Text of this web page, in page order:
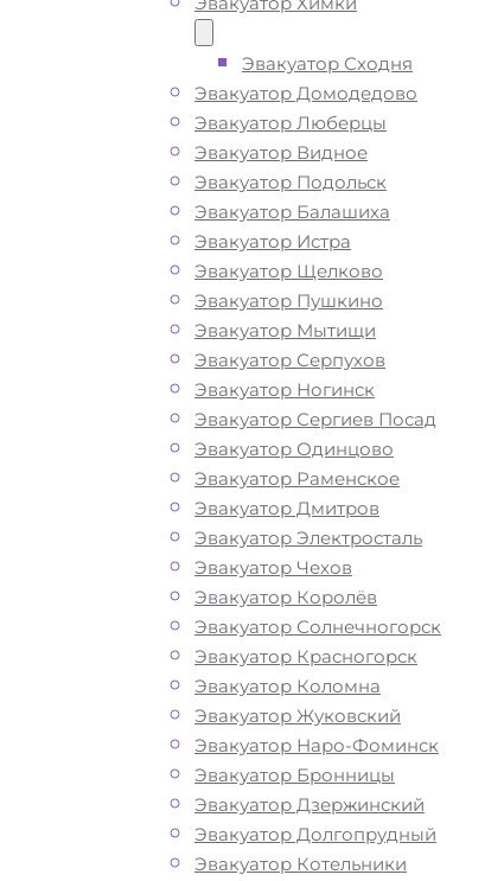
Эвакуатор Сходня
Эвакуатор Домодедово
Эвакуатор Люберцы
Эвакуатор Видное
Эвакуатор Подольск
Эвакуатор Балашиха
Эвакуатор Истра
Эвакуатор Щелково
Эвакуатор Пушкино
Эвакуатор Мытищи
Эвакуатор Серпухов
Эвакуатор Ногинск
Эвакуатор Сергиев Посад
Эвакуатор Одинцово
Эвакуатор Раменское
Эвакуатор Дмитров
Эвакуатор Электросталь
Эвакуатор Чехов
Эвакуатор Королёв
Эвакуатор Солнечногорск
Эвакуатор Красногорск
Эвакуатор Коломна
Эвакуатор Жуковский
Эвакуатор Наро-Фоминск
Эвакуатор Бронницы
Эвакуатор Дзержинский
Эвакуатор Долгопрудный
Эвакуатор Котельники